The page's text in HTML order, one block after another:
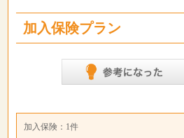
加入保険プラン
加入保険：1件